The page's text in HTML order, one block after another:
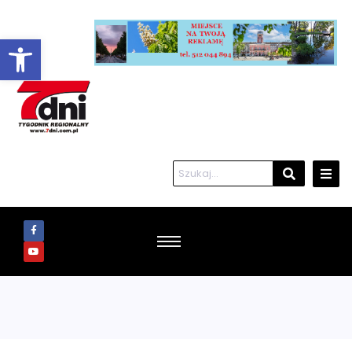
Otwórz pasek narzędzi